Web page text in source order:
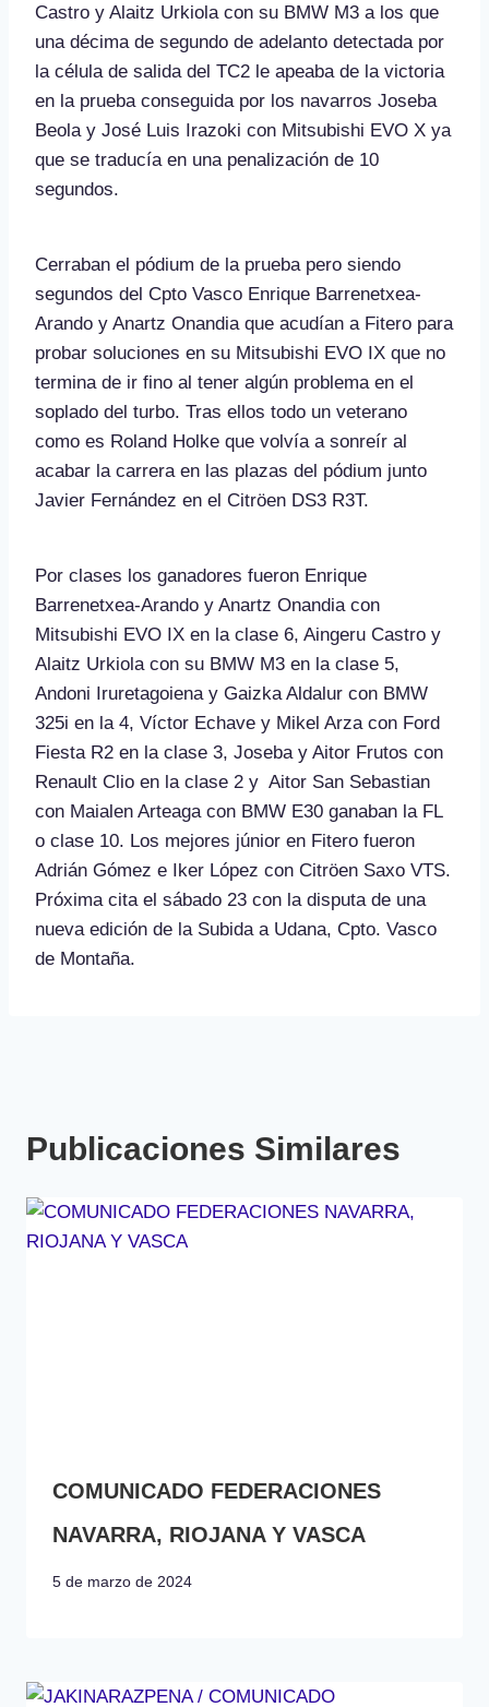
Castro y Alaitz Urkiola con su BMW M3 a los que
una décima de segundo de adelanto detectada por
la célula de salida del TC2 le apeaba de la victoria
en la prueba conseguida por los navarros Joseba
Beola y José Luis Irazoki con Mitsubishi EVO X ya
que se traducía en una penalización de 10
segundos.
Cerraban el pódium de la prueba pero siendo
segundos del Cpto Vasco Enrique Barrenetxea-
Arando y Anartz Onandia que acudían a Fitero para
probar soluciones en su Mitsubishi EVO IX que no
termina de ir fino al tener algún problema en el
soplado del turbo. Tras ellos todo un veterano
como es Roland Holke que volvía a sonreír al
acabar la carrera en las plazas del pódium junto
Javier Fernández en el Citröen DS3 R3T.
Por clases los ganadores fueron Enrique
Barrenetxea-Arando y Anartz Onandia con
Mitsubishi EVO IX en la clase 6, Aingeru Castro y
Alaitz Urkiola con su BMW M3 en la clase 5,
Andoni Iruretagoiena y Gaizka Aldalur con BMW
325i en la 4, Víctor Echave y Mikel Arza con Ford
Fiesta R2 en la clase 3, Joseba y Aitor Frutos con
Renault Clio en la clase 2 y Aitor San Sebastian
con Maialen Arteaga con BMW E30 ganaban la FL
o clase 10. Los mejores júnior en Fitero fueron
Adrián Gómez e Iker López con Citröen Saxo VTS.
Próxima cita el sábado 23 con la disputa de una
nueva edición de la Subida a Udana, Cpto. Vasco
de Montaña.
Publicaciones Similares
COMUNICADO FEDERACIONES
NAVARRA, RIOJANA Y VASCA
5 de marzo de 2024